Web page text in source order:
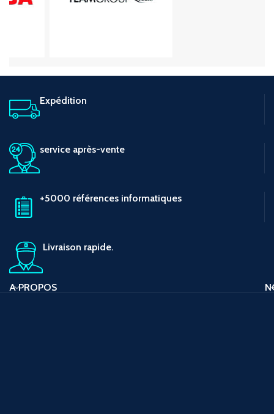
Expédition
service après-vente
+5000 références informatiques
Livraison rapide.
A PROPOS